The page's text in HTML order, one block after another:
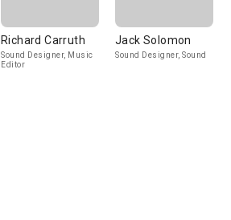
Richard Carruth
Sound Designer, Music
Editor
Jack Solomon
Sound Designer, Sound